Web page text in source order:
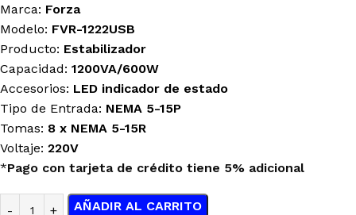
Marca: Forza
Modelo: FVR-1222USB
Producto: Estabilizador
Capacidad: 1200VA/600W
Accesorios: LED indicador de estado
Tipo de Entrada: NEMA 5-15P
Tomas: 8 x NEMA 5-15R
Voltaje: 220V
*Pago con tarjeta de crédito tiene 5% adicional
AÑADIR AL CARRITO